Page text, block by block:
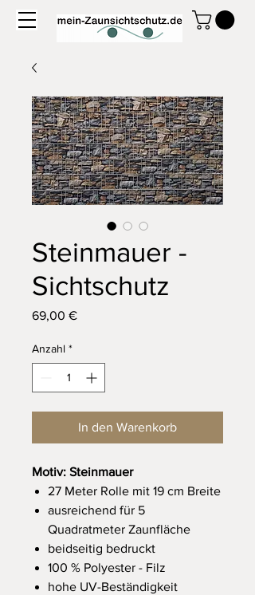
Steinmauer -
Sichtschutz
69,00 €Preis
Anzahl *
In den Warenkorb
Motiv: Steinmauer
27 Meter Rolle mit 19 cm Breite
ausreichend für 5
Quadratmeter Zaunfläche
beidseitig bedruckt
100 % Polyester - Filz
hohe UV-Beständigkeit